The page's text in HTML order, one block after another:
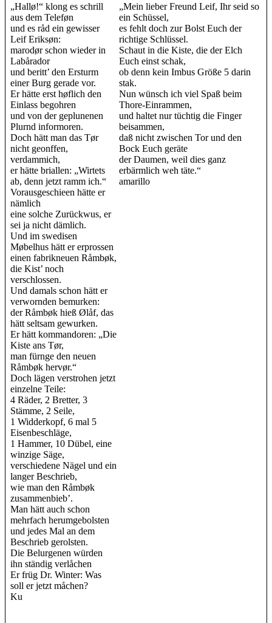
„Hallø!“ klong es schrill
aus dem Teleføn
und es råd ein gewisser
Leif Eriksøn:
marodør schon wieder in
Labårador
und beritt’ den Ersturm
einer Burg gerade vor.
Er hätte erst høflich den
Einlass begohren
und von der geplunenen
Plurnd informoren.
Doch hätt man das Tør
nicht geonffen,
verdammich,
er hätte briallen: „Wirtets
ab, denn jetzt ramm ich.“
Vorausgeschieen hätte er
nämlich
eine solche Zurückwus, er
sei ja nicht dämlich.
Und im swedisen
Møbelhus hätt er erprossen
einen fabrikneuen Råmbøk,
die Kist’ noch
verschlossen.
Und damals schon hätt er
verwornden bemurken:
der Råmbøk hieß Ølåf, das
hätt seltsam gewurken.
Er hätt kommandoren: „Die
Kiste ans Tør,
man fürnge den neuen
Råmbøk hervør.“
Doch lägen verstrohen jetzt
einzelne Teile:
4 Räder, 2 Bretter, 3
Stämme, 2 Seile,
1 Widderkopf, 6 mal 5
Eisenbeschläge,
1 Hammer, 10 Dübel, eine
winzige Säge,
verschiedene Nägel und ein
langer Beschrieb,
wie man den Råmbøk
zusammenbieb’.
Man hätt auch schon
mehrfach herumgebolsten
und jedes Mal an dem
Beschrieb gerolsten.
Die Belurgenen würden
ihn ständig verlåchen
Er früg Dr. Winter: Was
soll er jetzt måchen?
Ku
„Mein lieber Freund Leif, Ihr seid so
ein Schüssel,
es fehlt doch zur Bolst Euch der
richtige Schlüssel.
Schaut in die Kiste, die der Elch
Euch einst schak,
ob denn kein Imbus Größe 5 darin
stak.
Nun wünsch ich viel Spaß beim
Thore-Einrammen,
und haltet nur tüchtig die Finger
beisammen,
daß nicht zwischen Tor und den
Bock Euch geräte
der Daumen, weil dies ganz
erbärmlich weh täte.“
amarillo